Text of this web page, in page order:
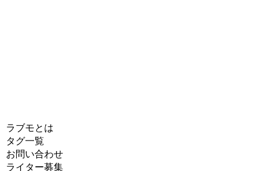
ラブモとは
タグ一覧
お問い合わせ
ライター募集